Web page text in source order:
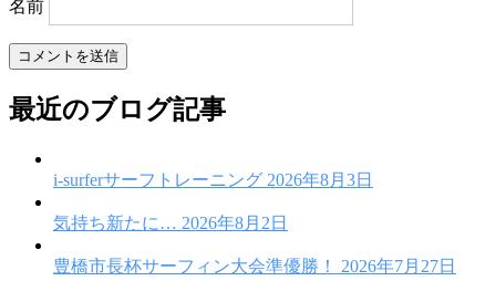
名前
最近のブログ記事
i-surferサーフトレーニング 2026年8月3日
気持ち新たに… 2026年8月2日
豊橋市長杯サーフィン大会準優勝！ 2026年7月27日